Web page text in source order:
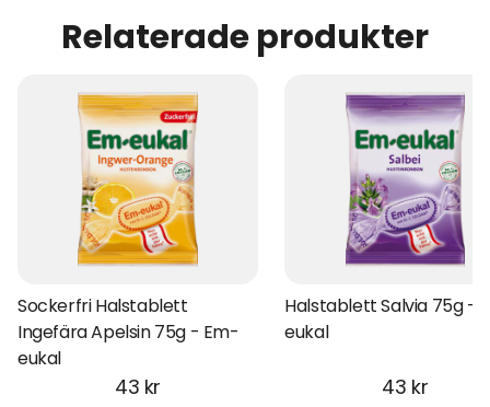
Relaterade produkter
Sockerfri Halstablett
Ingefära Apelsin 75g - Em-
eukal
43 kr
Halstablett Salvia 75g -
eukal
43 kr